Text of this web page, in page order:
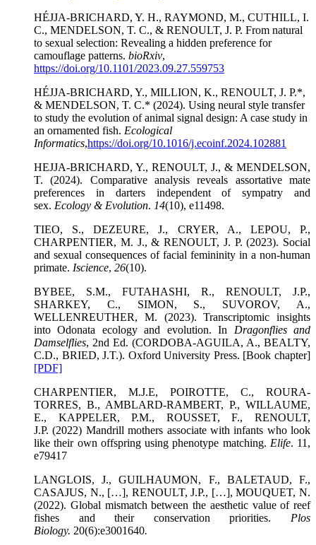
HÉJJA-BRICHARD, Y. H., RAYMOND, M., CUTHILL, I.
C., MENDELSON, T. C., & RENOULT, J. P. From natural
to sexual selection: Revealing a hidden preference for
camouflage patterns. bioRxiv,
https://doi.org/10.1101/2023.09.27.559753
HÉJJA-BRICHARD, Y., MILLION, K., RENOULT, J. P.*,
& MENDELSON, T. C.* (2024). Using neural style transfer
to study the evolution of animal signal design: A case study in
an ornamented fish. Ecological
Informatics,https://doi.org/10.1016/j.ecoinf.2024.102881
HEJJA-BRICHARD, Y., RENOULT, J., & MENDELSON,
T. (2024). Comparative analysis reveals assortative mate
preferences in darters independent of sympatry and
sex. Ecology & Evolution. 14(10), e11498.
TIEO, S., DEZEURE, J., CRYER, A., LEPOU, P.,
CHARPENTIER, M. J., & RENOULT, J. P. (2023). Social
and sexual consequences of facial femininity in a non-human
primate. Iscience, 26(10).
BYBEE, S.M., FUTAHASHI, R., RENOULT, J.P.,
SHARKEY, C., SIMON, S., SUVOROV, A.,
WELLENREUTHER, M. (2023). Transcriptomic insights
into Odonata ecology and evolution. In Dragonflies and
Damselflies, 2nd Ed. (CORDOBA-AGUILA, A., BEALTY,
C.D., BRIED, J.T.). Oxford University Press. [Book chapter]
[PDF]
CHARPENTIER, M.J.E, POIROTTE, C., ROURA-
TORRES, B., AMBLARD-RAMBERT, P., WILLAUME,
E., KAPPELER, P.M., ROUSSET, F., RENOULT,
J.P. (2022) Mandrill mothers associate with infants who look
like their own offspring using phenotype matching. Elife. 11,
e79417
LANGLOIS, J., GUILHAUMON, F., BALETAUD, F.,
CASAJUS, N., […], RENOULT, J.P., […], MOUQUET, N.
(2022). Global mismatch between the aesthetic value of reef
fishes and their conservation priorities. Plos
Biology. 20(6):e3001640.